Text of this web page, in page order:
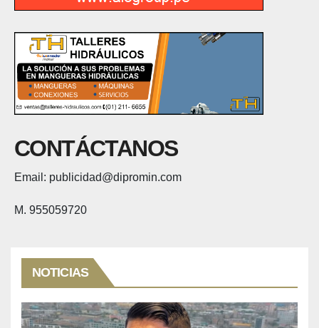
CONTÁCTANOS
Email: publicidad@dipromin.com
M. 955059720
NOTICIAS